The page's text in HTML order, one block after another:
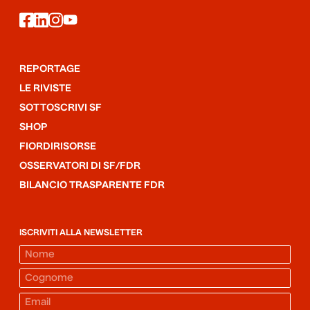
facebook
linkedin
instagram
youtube
REPORTAGE
LE RIVISTE
SOTTOSCRIVI SF
SHOP
FIORDIRISORSE
OSSERVATORI DI SF/FDR
BILANCIO TRASPARENTE FDR
ISCRIVITI ALLA NEWSLETTER